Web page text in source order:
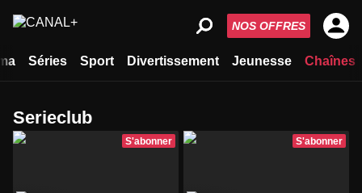
Séries Sport Divertissement Jeunesse Chaînes
NOS OFFRES
Serieclub
S'abonner S'abonner